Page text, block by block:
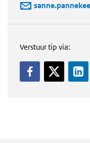
Verstuur tip via: